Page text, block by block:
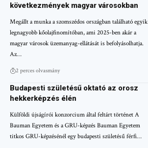
következmények magyar városokban
Megállt a munka a szomszédos országban található egyik
legnagyobb kőolajfinomítóban, ami 2025-ben akár a
magyar városok üzemanyag-ellátását is befolyásolhatja.
Az…
2 perces olvasmány
Budapesti születésű oktató az orosz
hekkerképzés élén
Külföldi újságírói konzorcium által feltárt történet A
Bauman Egyetem és a GRU-képzés Bauman Egyetem
titkos GRU-képzésénél egy budapesti születésű férfi…